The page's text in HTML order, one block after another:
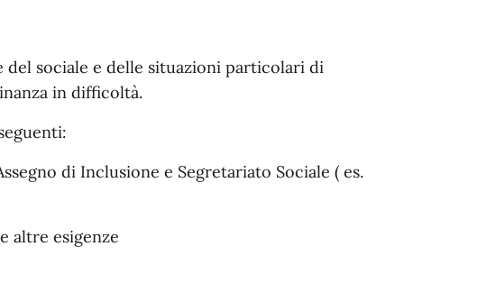
del sociale e delle situazioni particolari di
in difficoltà.
di Inclusione e Segretariato Sociale ( es.
esigenze